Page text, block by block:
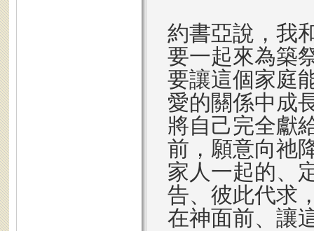
約書亞說，我
要一起來為築
要讓這個家庭
愛的關係中成
將自己完全獻
前，願意向祂
家人一起的、
告、彼此代求
在神面前、讓